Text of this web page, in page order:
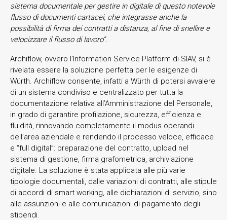
sistema documentale per gestire in digitale di questo notevole
flusso di documenti cartacei, che integrasse anche la
possibilità di firma dei contratti a distanza, al fine di snellire e
velocizzare il flusso di lavoro”.
Archiflow, ovvero l’Information Service Platform di SIAV, si è
rivelata essere la soluzione perfetta per le esigenze di
Würth. Archiflow consente, infatti a Würth di potersi avvalere
di un sistema condiviso e centralizzato per tutta la
documentazione relativa all’Amministrazione del Personale,
in grado di garantire profilazione, sicurezza, efficienza e
fluidità, rinnovando completamente il modus operandi
dell’area aziendale e rendendo il processo veloce, efficace
e “full digital”: preparazione del contratto, upload nel
sistema di gestione, firma grafometrica, archiviazione
digitale. La soluzione è stata applicata alle più varie
tipologie documentali, dalle variazioni di contratti, alle stipule
di accordi di smart working, alle dichiarazioni di servizio, sino
alle assunzioni e alle comunicazioni di pagamento degli
stipendi.